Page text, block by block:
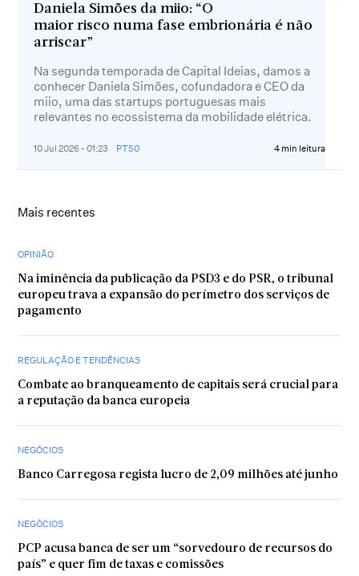
Daniela Simões da miio: “O
maior risco numa fase embrionária é não
arriscar”
Na segunda temporada de Capital Ideias, damos a
conhecer Daniela Simões, cofundadora e CEO da
miio, uma das startups portuguesas mais
relevantes no ecossistema da mobilidade elétrica.
10 Jul 2026 - 01:23 PT50 4 min leitura
Mais recentes
OPINIÃO
Na iminência da publicação da PSD3 e do PSR, o tribunal
europeu trava a expansão do perímetro dos serviços de
pagamento
REGULAÇÃO E TENDÊNCIAS
Combate ao branqueamento de capitais será crucial para
a reputação da banca europeia
NEGÓCIOS
Banco Carregosa regista lucro de 2,09 milhões até junho
NEGÓCIOS
PCP acusa banca de ser um “sorvedouro de recursos do
país” e quer fim de taxas e comissões